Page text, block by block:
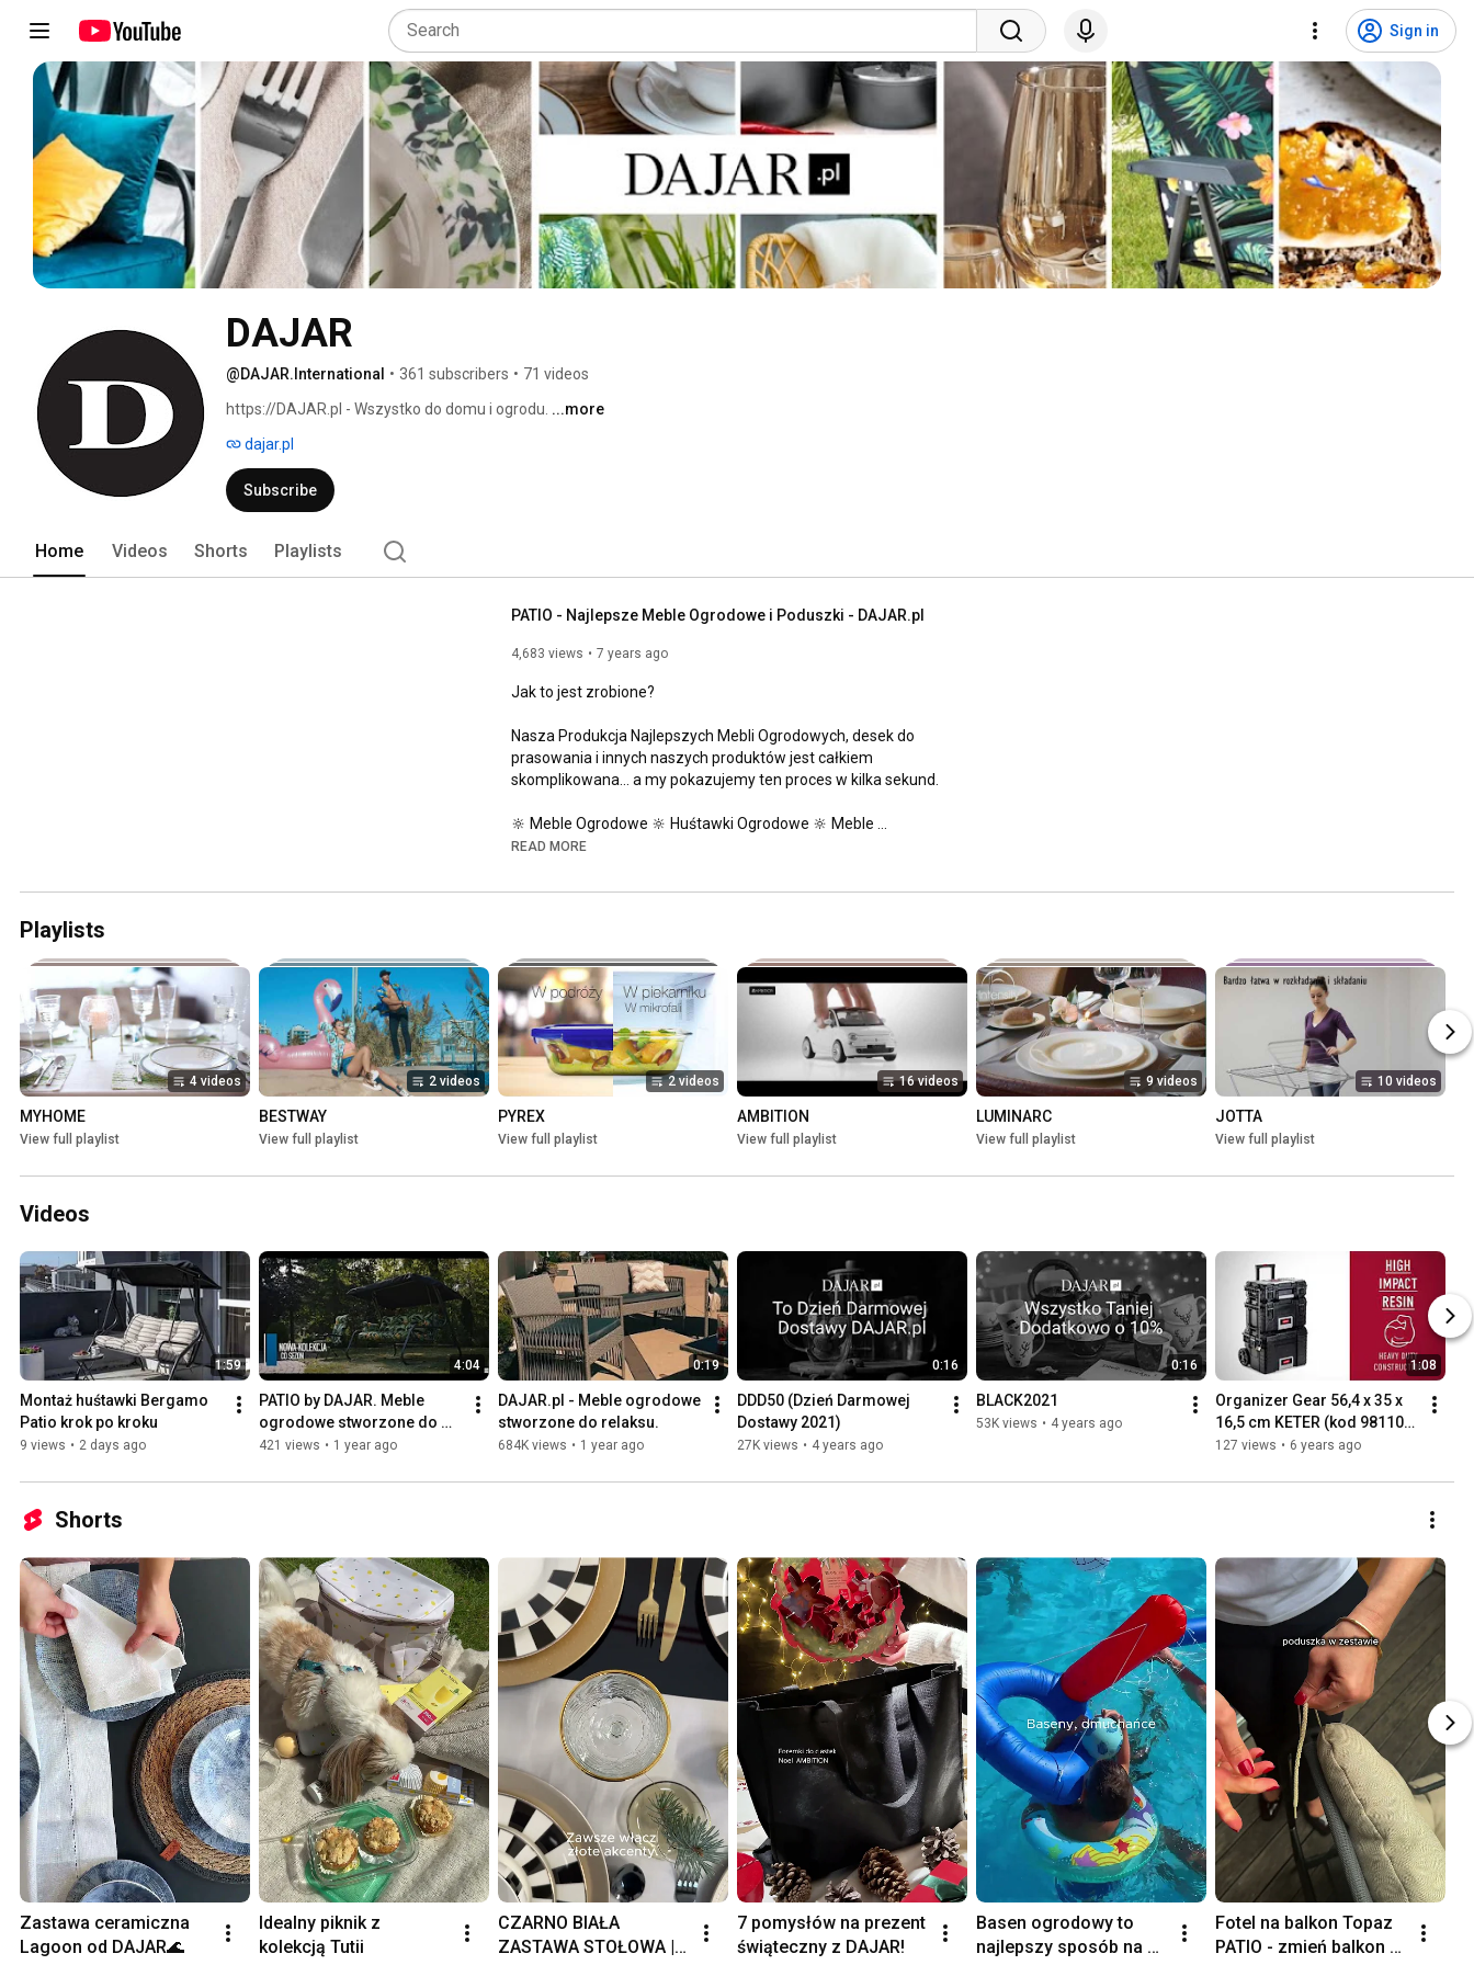
Sign in
DAJAR
@DAJAR.International • 361 subscribers • 71 videos
https://DAJAR.pl - Wszystko do domu i ogrodu. ...more
dajar.pl
Subscribe
Home Videos Shorts Playlists
PATIO - Najlepsze Meble Ogrodowe i Poduszki - DAJAR.pl
4,683 views 7 years ago
Jak to jest zrobione?
Nasza Produkcja Najlepszych Mebli Ogrodowych, desek do
prasowania i innych naszych produktów jest całkiem
skomplikowana... a my pokazujemy ten proces w kilka sekund.
🔆 Meble Ogrodowe 🔆 Huśtawki Ogrodowe 🔆 Meble
Kempingowe 🔆 Poduszki 🔆 Krzesła 🔆 Fotele 🔆 Leżaki 🔆
Grille 🔆 Parawany 🔆 Skrzynie 🔆 Doniczki 🔆
https://DAJAR.pl
READ MORE
Playlists
4 videos
MYHOME
View full playlist
2 videos
BESTWAY
View full playlist
2 videos
PYREX
View full playlist
16 videos
AMBITION
View full playlist
9 videos
LUMINARC
View full playlist
10 videos
JOTTA
View full playlist
Videos
1:59
Montaż huśtawki Bergamo
Patio krok po kroku
9 views • 2 days ago
4:04
PATIO by DAJAR. Meble
ogrodowe stworzone do
relaksu.
421 views • 1 year ago
0:19
DAJAR.pl - Meble ogrodowe
stworzone do relaksu.
684K views • 1 year ago
0:16
DDD50 (Dzień Darmowej
Dostawy 2021)
27K views • 4 years ago
0:16
BLACK2021
53K views • 4 years ago
1:08
Organizer Gear 56,4 x 35 x
16,5 cm KETER (kod 98110) -
DAJAR.pl
127 views • 6 years ago
Shorts
Zastawa ceramiczna
Lagoon od DAJAR🌊
Idealny piknik z
kolekcją Tutii
CZARNO BIAŁA
ZASTAWA STOŁOWA |
7 pomysłów na prezent
świąteczny z DAJAR!
Basen ogrodowy to
najlepszy sposób na
Fotel na balkon Topaz
PATIO - zmień balkon w